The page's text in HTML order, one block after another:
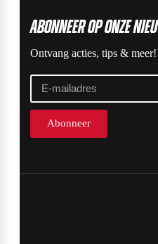
ABonneer op onze
Ontvang acties, tips & meer!
Abonneer